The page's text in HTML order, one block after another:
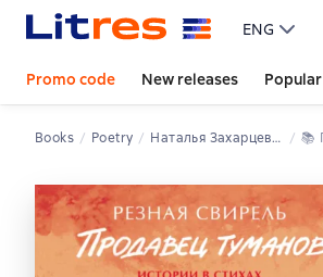
ENG
Promo code New releases Popular
Books Poetry Наталья Захарцева (Резная Свирель) 📚